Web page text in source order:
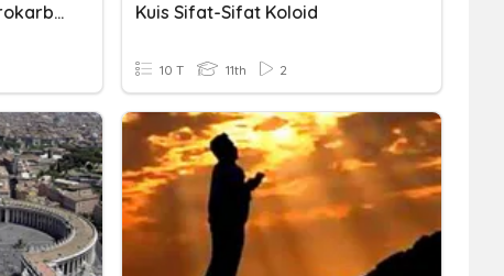
Sifat-Sifat Senyawa Hidrokarbon Kuis Sifat-Sifat Koloid
10 T 11th 2